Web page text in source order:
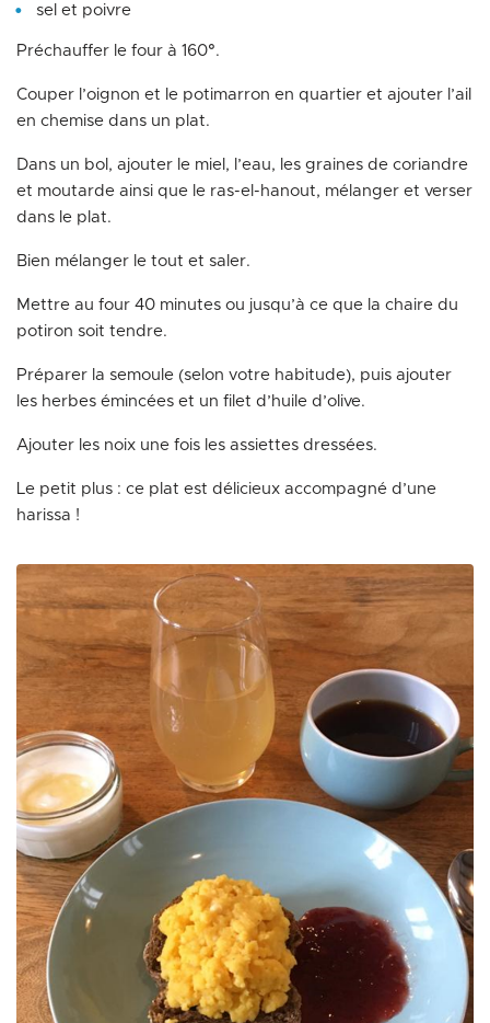
sel et poivre
Préchauffer le four à 160°.
Couper l’oignon et le potimarron en quartier et ajouter l’ail
en chemise dans un plat.
Dans un bol, ajouter le miel, l’eau, les graines de coriandre
et moutarde ainsi que le ras-el-hanout, mélanger et verser
dans le plat.
Bien mélanger le tout et saler.
Mettre au four 40 minutes ou jusqu’à ce que la chaire du
potiron soit tendre.
Préparer la semoule (selon votre habitude), puis ajouter
les herbes émincées et un filet d’huile d’olive.
Ajouter les noix une fois les assiettes dressées.
Le petit plus : ce plat est délicieux accompagné d’une
harissa !